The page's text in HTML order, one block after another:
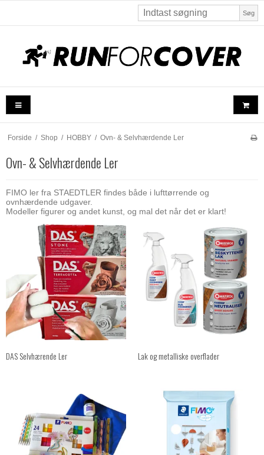
Søg
Forside / Shop / HOBBY / Ovn- & Selvhærdende Ler
Ovn- & Selvhærdende Ler
FIMO ler fra STAEDTLER findes både i lufttørrende og
ovnhærdende udgaver.
Modeller figurer og andet kunst, og mal det når det er klart!
DAS Selvhærende Ler Lak og metalliske overflader